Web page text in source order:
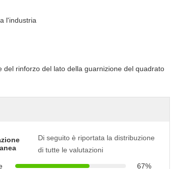
l'industria
Di seguito è riportata la distribuzione
di tutte le valutazioni
67%